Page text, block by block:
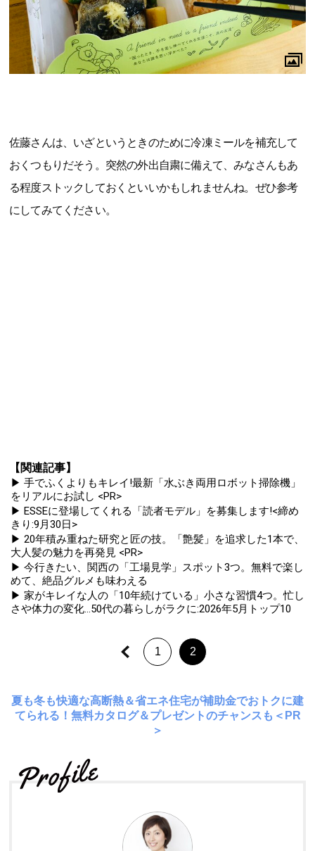
佐藤さんは、いざというときのために冷凍ミールを補充して
おくつもりだそう。突然の外出自粛に備えて、みなさんもあ
る程度ストックしておくといいかもしれませんね。ぜひ参考
にしてみてください。
【関連記事】
▶ 手でふくよりもキレイ!最新「水ぶき両用ロボット掃除機」
をリアルにお試し <PR>
▶ ESSEに登場してくれる「読者モデル」を募集します!<締め
きり:9月30日>
▶ 20年積み重ねた研究と匠の技。「艶髪」を追求した1本で、
大人髪の魅力を再発見 <PR>
▶ 今行きたい、関西の「工場見学」スポット3つ。無料で楽し
めて、絶品グルメも味わえる
▶ 家がキレイな人の「10年続けている」小さな習慣4つ。忙し
さや体力の変化...50代の暮らしがラクに:2026年5月トップ10
1 2
夏も冬も快適な高断熱＆省エネ住宅が補助金でおトクに建
てられる！無料カタログ＆プレゼントのチャンスも＜PR
＞